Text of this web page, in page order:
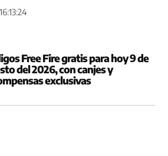
Free Fire gratis para hoy 9 de
del 2026, con canjes y
exclusivas